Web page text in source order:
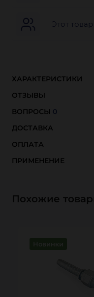
Этот
ХАРАКТЕРИСТИКИ
ОТЗЫВЫ
ВОПРОСЫ 0
ДОСТАВКА
ОПЛАТА
ПРИМЕНЕНИЕ
Похожие